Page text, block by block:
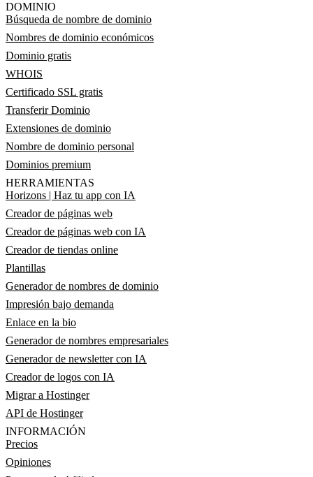
DOMINIO
Búsqueda de nombre de dominio
Nombres de dominio económicos
Dominio gratis
WHOIS
Certificado SSL gratis
Transferir Dominio
Extensiones de dominio
Nombre de dominio personal
Dominios premium
HERRAMIENTAS
Horizons | Haz tu app con IA
Creador de páginas web
Creador de páginas web con IA
Creador de tiendas online
Plantillas
Generador de nombres de dominio
Impresión bajo demanda
Enlace en la bio
Generador de nombres empresariales
Generador de newsletter con IA
Creador de logos con IA
Migrar a Hostinger
API de Hostinger
INFORMACIÓN
Precios
Opiniones